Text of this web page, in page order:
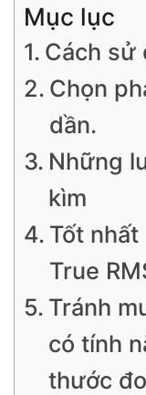
Mục lục
Cách sử
Chọn
dần.
Những
kìm
Tốt nhất
True
Tránh
có tính
thước đo